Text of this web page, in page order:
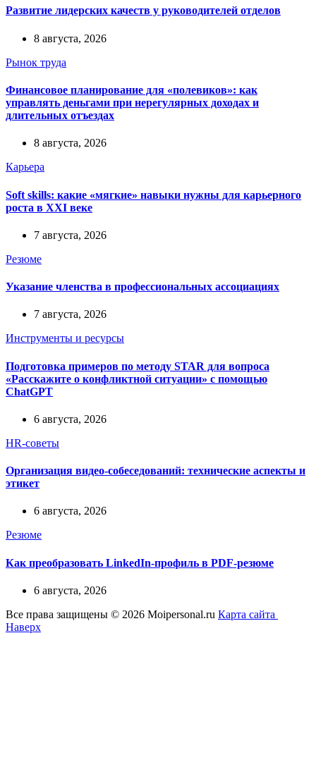
Развитие лидерских качеств у руководителей отделов
8 августа, 2026
Рынок труда
Финансовое планирование для «полевиков»: как
управлять деньгами при нерегулярных доходах и
длительных отъездах
8 августа, 2026
Карьера
Soft skills: какие «мягкие» навыки нужны для карьерного
роста в XXI веке
7 августа, 2026
Резюме
Указание членства в профессиональных ассоциациях
7 августа, 2026
Инструменты и ресурсы
Подготовка примеров по методу STAR для вопроса
«Расскажите о конфликтной ситуации» с помощью
ChatGPT
6 августа, 2026
HR-советы
Организация видео-собеседований: технические аспекты и
этикет
6 августа, 2026
Резюме
Как преобразовать LinkedIn-профиль в PDF-резюме
6 августа, 2026
Все права защищены © 2026 Moipersonal.ru Карта сайта
Наверх